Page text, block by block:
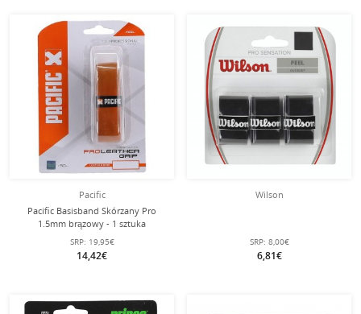
Pacific
Pacific Basisband Skórzany Pro
1.5mm brązowy - 1 sztuka
SRP: 19,95€
14,42€
Wilson
SRP: 8,00€
6,81€